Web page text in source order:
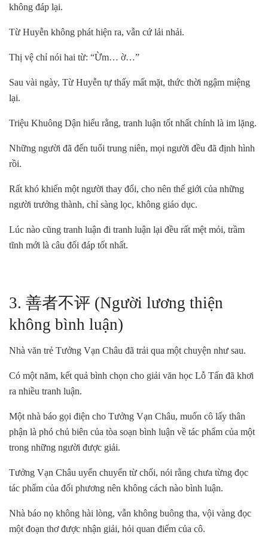
không đáp lại.
Từ Huyễn không phát hiện ra, vẫn cứ lải nhải.
Thị vệ chỉ nói hai từ: “Ừm… ờ…”
Sau vài ngày, Từ Huyễn tự thấy mất mặt, thức thời ngậm miệng
lại.
Triệu Khuông Dận hiểu rằng, tranh luận tốt nhất chính là im lặng.
Những người đã đến tuổi trung niên, mọi người đều đã định hình
rồi.
Rất khó khiến một người thay đổi, cho nên thế giới của những
người trưởng thành, chỉ sàng lọc, không giáo dục.
Lúc nào cũng tranh luận đi tranh luận lại đều rất mệt mỏi, trầm
tĩnh mới là câu đối đáp tốt nhất.
3. 善者不评 (Người lương thiện
không bình luận)
Nhà văn trẻ Tưởng Vạn Châu đã trải qua một chuyện như sau.
Có một năm, kết quả bình chọn cho giải văn học Lỗ Tấn đã khơi
ra nhiều tranh luận.
Một nhà báo gọi điện cho Tưởng Vạn Châu, muốn cô lấy thân
phận là phó chủ biên của tòa soạn bình luận về tác phẩm của một
trong những người được giải.
Tưởng Vạn Châu uyển chuyển từ chối, nói rằng chưa từng đọc
tác phẩm của đối phương nên không cách nào bình luận.
Nhà báo nọ không hài lòng, vẫn không buông tha, vội vàng đọc
một đoạn thơ được nhận giải, hỏi quan điểm của cô.